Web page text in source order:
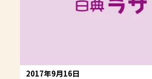
2017年9月16日